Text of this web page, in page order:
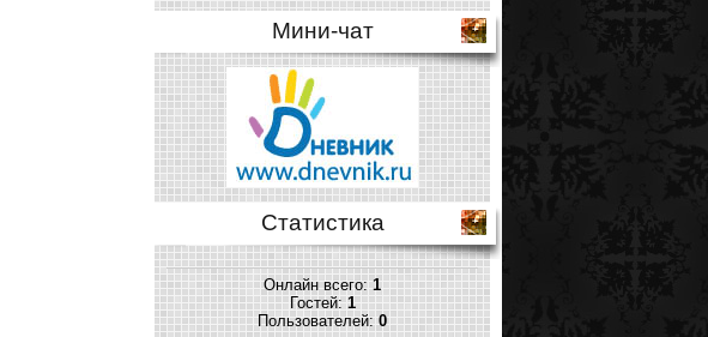
Мини-чат
Статистика
Онлайн всего:1
Гостей:1
Пользователей:0